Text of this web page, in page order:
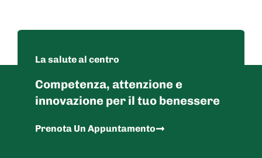
La salute al centro
Competenza, attenzione e
innovazione per il tuo benessere
Prenota Un Appuntamento